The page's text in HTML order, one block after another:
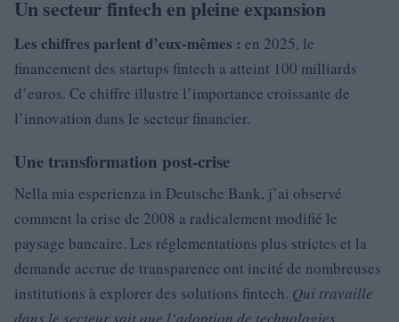
Un secteur fintech en pleine expansion
Les chiffres parlent d’eux-mêmes : en 2025, le
financement des startups fintech a atteint 100 milliards
d’euros. Ce chiffre illustre l’importance croissante de
l’innovation dans le secteur financier.
Une transformation post-crise
Nella mia esperienza in Deutsche Bank, j’ai observé
comment la crise de 2008 a radicalement modifié le
paysage bancaire. Les réglementations plus strictes et la
demande accrue de transparence ont incité de nombreuses
institutions à explorer des solutions fintech. Qui travaille